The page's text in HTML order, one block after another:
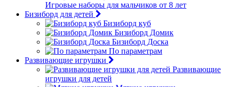
Игровые наборы для мальчиков от 8 лет
Бизиборд для детей
Бизиборд куб
Бизиборд Домик
Бизиборд Доска
По параметрам
Развивающие игрушки
Развивающие
игрушки для детей